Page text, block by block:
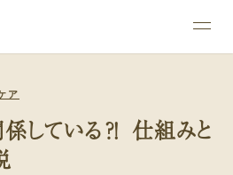
ア
係している⁈ 仕組みと